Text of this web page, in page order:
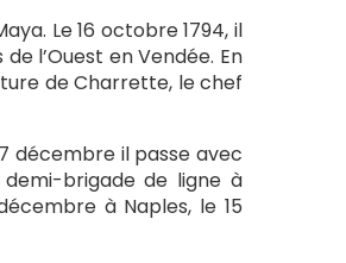
Le 16 octobre 1794, il
l’Ouest en Vendée. En
de Charrette, le chef
décembre il passe avec
demi-brigade de ligne à
à Naples, le 15